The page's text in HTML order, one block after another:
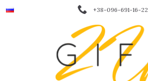
+38-096-691-16-22